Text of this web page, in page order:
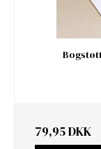
79,95 DKK